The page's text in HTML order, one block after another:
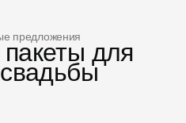
предложения
для